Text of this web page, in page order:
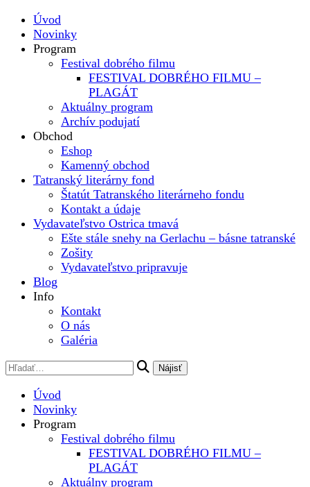
Úvod
Novinky
Program
Festival dobrého filmu
FESTIVAL DOBRÉHO FILMU –
PLAGÁT
Aktuálny program
Archív podujatí
Obchod
Eshop
Kamenný obchod
Tatranský literárny fond
Štatút Tatranského literárneho fondu
Kontakt a údaje
Vydavateľstvo Ostrica tmavá
Ešte stále snehy na Gerlachu – básne tatranské
Zošity
Vydavateľstvo pripravuje
Blog
Info
Kontakt
O nás
Galéria
Úvod
Novinky
Program
Festival dobrého filmu
FESTIVAL DOBRÉHO FILMU –
PLAGÁT
Aktuálny program